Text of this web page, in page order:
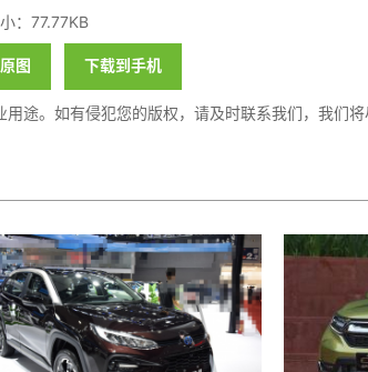
：77.77KB
图 下载到手机
途。如有侵犯您的版权，请及时联系我们，我们将